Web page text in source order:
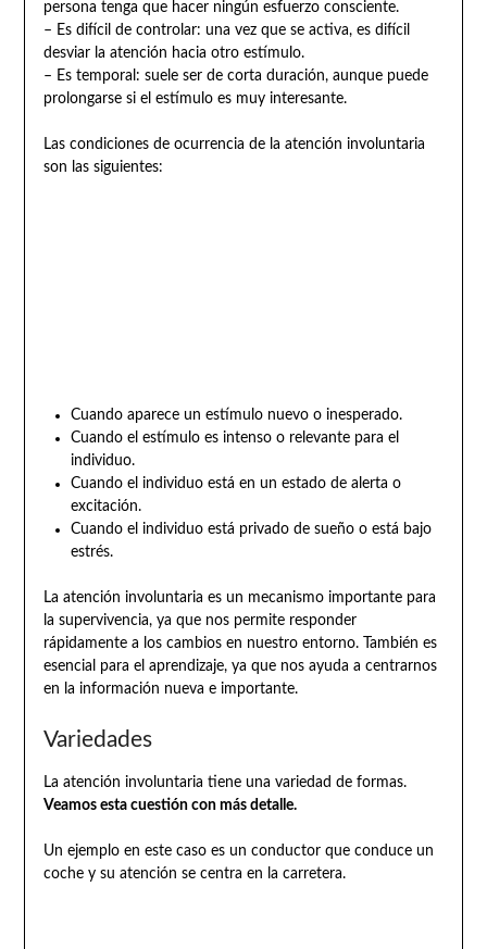
persona tenga que hacer ningún esfuerzo consciente.
– Es difícil de controlar: una vez que se activa, es difícil
desviar la atención hacia otro estímulo.
– Es temporal: suele ser de corta duración, aunque puede
prolongarse si el estímulo es muy interesante.
Las condiciones de ocurrencia de la atención involuntaria
son las siguientes:
Cuando aparece un estímulo nuevo o inesperado.
Cuando el estímulo es intenso o relevante para el
individuo.
Cuando el individuo está en un estado de alerta o
excitación.
Cuando el individuo está privado de sueño o está bajo
estrés.
La atención involuntaria es un mecanismo importante para
la supervivencia, ya que nos permite responder
rápidamente a los cambios en nuestro entorno. También es
esencial para el aprendizaje, ya que nos ayuda a centrarnos
en la información nueva e importante.
Variedades
La atención involuntaria tiene una variedad de formas.
Veamos esta cuestión con más detalle.
Un ejemplo en este caso es un conductor que conduce un
coche y su atención se centra en la carretera.